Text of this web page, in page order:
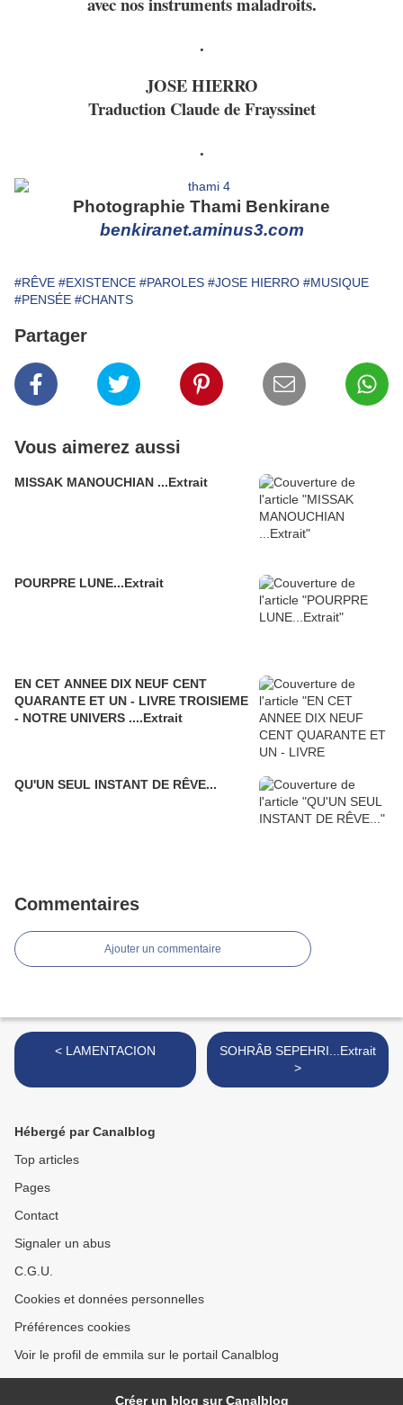
.
JOSE HIERRO
Traduction Claude de Frayssinet
.
Photographie Thami Benkirane
benkiranet.aminus3.com
#RÊVE #EXISTENCE #PAROLES #JOSE HIERRO #MUSIQUE
#PENSÉE #CHANTS
Partager
Vous aimerez aussi
MISSAK MANOUCHIAN ...Extrait
POURPRE LUNE...Extrait
EN CET ANNEE DIX NEUF CENT
QUARANTE ET UN - LIVRE TROISIEME
- NOTRE UNIVERS ....Extrait
QU'UN SEUL INSTANT DE RÊVE...
Commentaires
Ajouter un commentaire
< LAMENTACION
SOHRÂB SEPEHRI...Extrait
>
Hébergé par Canalblog
Top articles
Pages
Contact
Signaler un abus
C.G.U.
Cookies et données personnelles
Préférences cookies
Voir le profil de emmila sur le portail Canalblog
Créer un blog sur Canalblog